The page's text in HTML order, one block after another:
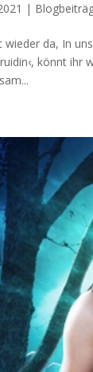
|
da, In
könnt